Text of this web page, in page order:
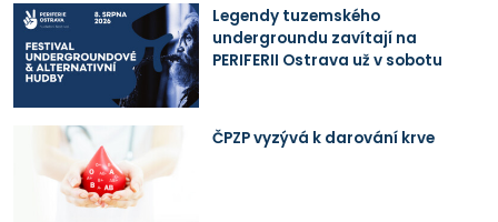
Legendy tuzemského
undergroundu zavítají na
PERIFERII Ostrava už v sobotu
ČPZP vyzývá k darování krve